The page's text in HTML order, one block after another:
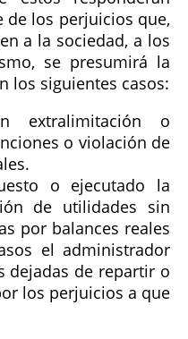
los perjuicios que,
a la sociedad, a los
se presumirá la
los siguientes casos:
extralimitación o
o violación de
o ejecutado la
de utilidades sin
por balances reales
el administrador
dejadas de repartir o
los perjuicios a que